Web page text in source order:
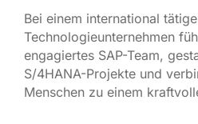
Bei einem international
Technologieunternehmen
engagiertes SAP-Team,
S/4HANA-Projekte und
Menschen zu einem